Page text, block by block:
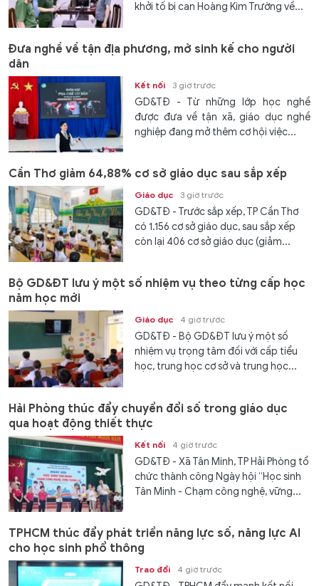
khởi tố bị can Hoàng Kim Trường về...
Đưa nghề về tận địa phương, mở sinh kế cho người
dân
Kết nối 3 giờ trước
GD&TĐ - Từ những lớp học nghề
được đưa về tận xã, giáo dục nghề
nghiệp đang mở thêm cơ hội việc...
Cần Thơ giảm 64,88% cơ sở giáo dục sau sắp xếp
Giáo dục 3 giờ trước
GD&TĐ - Trước sắp xếp, TP Cần Thơ
có 1.156 cơ sở giáo dục, sau sắp xếp
còn lại 406 cơ sở giáo dục (giảm...
Bộ GD&ĐT lưu ý một số nhiệm vụ theo từng cấp học
năm học mới
Giáo dục 4 giờ trước
GD&TĐ - Bộ GD&ĐT lưu ý một số
nhiệm vụ trọng tâm đối với cấp tiểu
học, trung học cơ sở và trung học...
Hải Phòng thúc đẩy chuyển đổi số trong giáo dục
qua hoạt động thiết thực
Kết nối 4 giờ trước
GD&TĐ - Xã Tân Minh, TP Hải Phòng tổ
chức thành công Ngày hội “Học sinh
Tân Minh - Chạm công nghệ, vững...
TPHCM thúc đẩy phát triển năng lực số, năng lực AI
cho học sinh phổ thông
Trao đổi 4 giờ trước